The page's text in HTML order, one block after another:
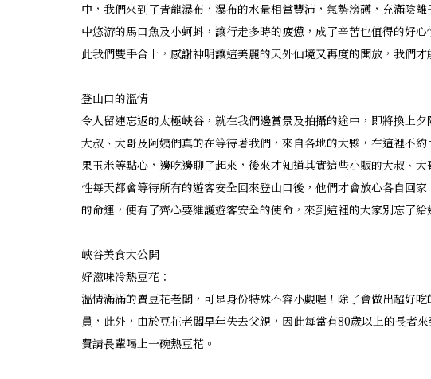
中，我們來到了青龍瀑布，瀑布的水量相當豐沛，氣勢滂礡，充滿陰
中悠游的馬口魚及小蚵蚪，讓行走多時的疲憊，成了辛苦也值得的好
此我們雙手合十，感謝神明讓這美麗的天外仙境又再度的開放，我們
登山口的溫情
令人留連忘返的太極峽谷，就在我們邊賞景及拍攝的途中，即將換上
大叔、大哥及阿姨們真的在等待著我們，來自各地的大夥，在這裡不
果玉米等點心，邊吃邊聊了起來，後來才知道其實這些小販的大叔、
性每天都會等待所有的遊客安全回來登山口後，他們才會放心各自回
的命運，便有了齊心要維護遊客安全的使命，來到這裡的大家別忘了給
峽谷美食大公開
好滋味冷熱豆花：
溫情滿滿的賣豆花老闆，可是身份特殊不容小覷喔！除了會做出超好
員，此外，由於豆花老闆早年失去父親，因此每當有80歲以上的長者
費請長輩喝上一碗熱豆花。